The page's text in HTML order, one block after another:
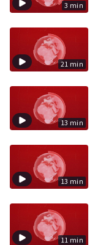
3 min
21 min
13 min
13 min
11 min